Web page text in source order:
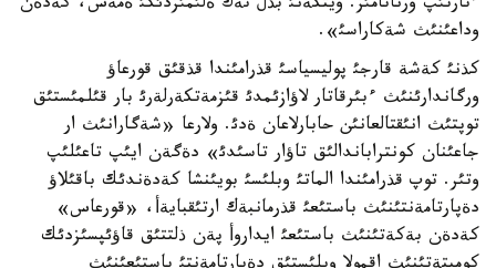
ءتارتئپ ورناتامئز. ويتكةنئ بذل تةك ةلئمئزدئكئ ةمةس، كةدةن
وداعئنئث شةكاراسئ».
كذنئ كةشة قارجئ پوليسياسئ قذرامئندا قذقئق قورعاؤ
ورگاندارئنئث ءبئرقاتار لاؤازئمدئ قئزمةتكةرلةرئ بار قئلمئستئق
توپتئث انئقتالعانئن حابارلاعان ةدئ. ولارعا «شةگارانئث ار
جاعئنان كونتراباندالئق تاؤار تاسئدئ» دةگةن ايئپ تاعئلئپ
وتئر. توپ قذرامئندا الماتئ وبلئسئ بويئنشا كةدةندئك باقئلاؤ
دةپارتامةنتئنئث باستئعئ قذرمانبةك ارتئقبايةأ، «قورعاس»
كةدةن بةكةتئنئث باستئعئ ايداروأ پةن ذلتتئق قاؤئپسئزدئك